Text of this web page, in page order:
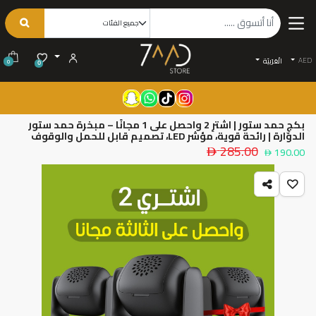
AED الْعَرَبيّة 0
0
بكج حمد ستور | اشترِ 2 واحصل على 1 مجانًا – مبخرة حمد ستور
الدوّارة | رائحة قوية، مؤشر LED، تصميم قابل للحمل والوقوف
190.00
285.00